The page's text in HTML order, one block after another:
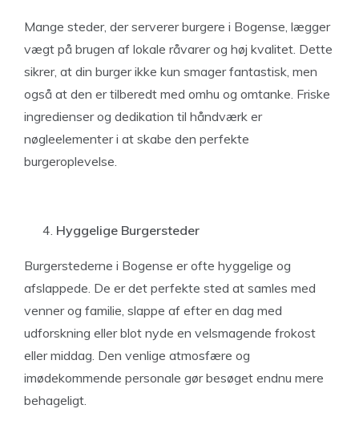
Mange steder, der serverer burgere i Bogense, lægger
vægt på brugen af lokale råvarer og høj kvalitet. Dette
sikrer, at din burger ikke kun smager fantastisk, men
også at den er tilberedt med omhu og omtanke. Friske
ingredienser og dedikation til håndværk er
nøgleelementer i at skabe den perfekte
burgeroplevelse.
Hyggelige Burgersteder
Burgerstederne i Bogense er ofte hyggelige og
afslappede. De er det perfekte sted at samles med
venner og familie, slappe af efter en dag med
udforskning eller blot nyde en velsmagende frokost
eller middag. Den venlige atmosfære og
imødekommende personale gør besøget endnu mere
behageligt.